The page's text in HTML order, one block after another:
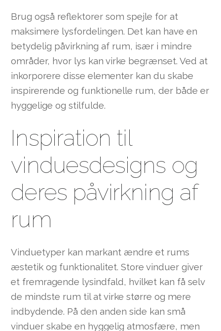
Brug også reflektorer som spejle for at
maksimere lysfordelingen. Det kan have en
betydelig påvirkning af rum, især i mindre
områder, hvor lys kan virke begrænset. Ved at
inkorporere disse elementer kan du skabe
inspirerende og funktionelle rum, der både er
hyggelige og stilfulde.
Inspiration til
vinduesdesigns og
deres påvirkning af
rum
Vinduetyper kan markant ændre et rums
æstetik og funktionalitet. Store vinduer giver
et fremragende lysindfald, hvilket kan få selv
de mindste rum til at virke større og mere
indbydende. På den anden side kan små
vinduer skabe en hyggelig atmosfære, men